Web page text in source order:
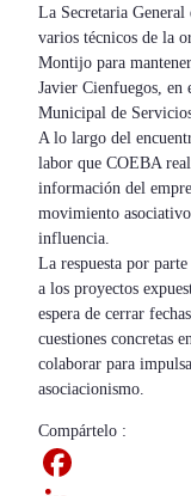
La Secretaria
varios técnicos de la
Montijo para
Javier Cienfuegos, en
Municipal de
A lo largo del
labor que COEBA
información del
movimiento
influencia.
La respuesta por
a los proyectos
espera de cerrar
cuestiones concretas
colaborar para
asociacionismo.
Compártelo :